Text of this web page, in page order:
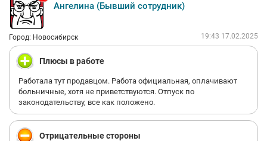
Ангелина (Бывший сотрудник)
Город: Новосибирск 19:43 17.02.2025
Плюсы в работе
Работала тут продавцом. Работа официальная, оплачивают
больничные, хотя не приветствуются. Отпуск по
законодательству, все как положено.
Отрицательные стороны